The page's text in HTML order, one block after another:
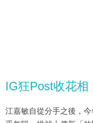
IG狂Post收花
江嘉敏自從分手之後，